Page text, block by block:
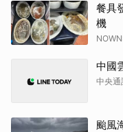
餐具
機
中國
中央通
颱風